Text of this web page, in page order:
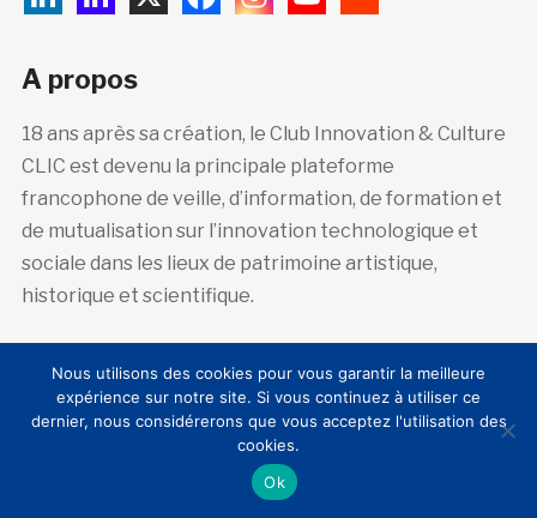
A propos
18 ans après sa création, le Club Innovation & Culture
CLIC est devenu la principale plateforme
francophone de veille, d’information, de formation et
de mutualisation sur l’innovation technologique et
sociale dans les lieux de patrimoine artistique,
historique et scientifique.
Abonnez-vous à la newsletter
Nous utilisons des cookies pour vous garantir la meilleure
expérience sur notre site. Si vous continuez à utiliser ce
dernier, nous considérerons que vous acceptez l'utilisation des
cookies.
Ok